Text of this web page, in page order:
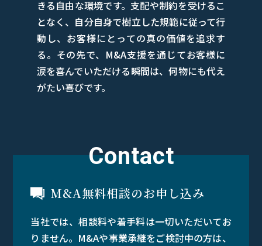
きる自由な環境です。支配や制約を受けるこ
となく、自分自身で樹立した規範に従って行
動し、お客様にとっての真の価値を追求す
る。その先で、M&A支援を通じてお客様に
涙を喜んでいただける瞬間は、何物にも代え
がたい喜びです。
Contact
M&A無料相談のお申し込み
当社では、相談料や着手料は一切いただいてお
りません。M&Aや事業承継をご検討中の方は、